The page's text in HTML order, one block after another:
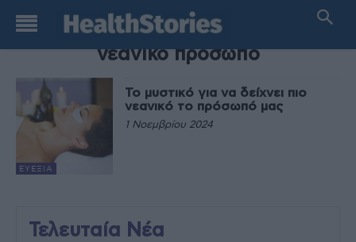
TAG
νεανικό πρόσωπο
ΕΥΕΞΊΑ
Το μυστικό για να δείχνει πιο
νεανικό το πρόσωπό μας
1 Νοεμβρίου 2024
Τελευταία Νέα